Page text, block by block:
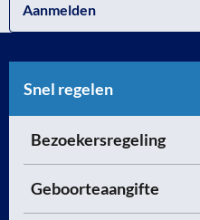
Aanmelden
Snel regelen
Bezoekersregeling
Geboorteaangifte